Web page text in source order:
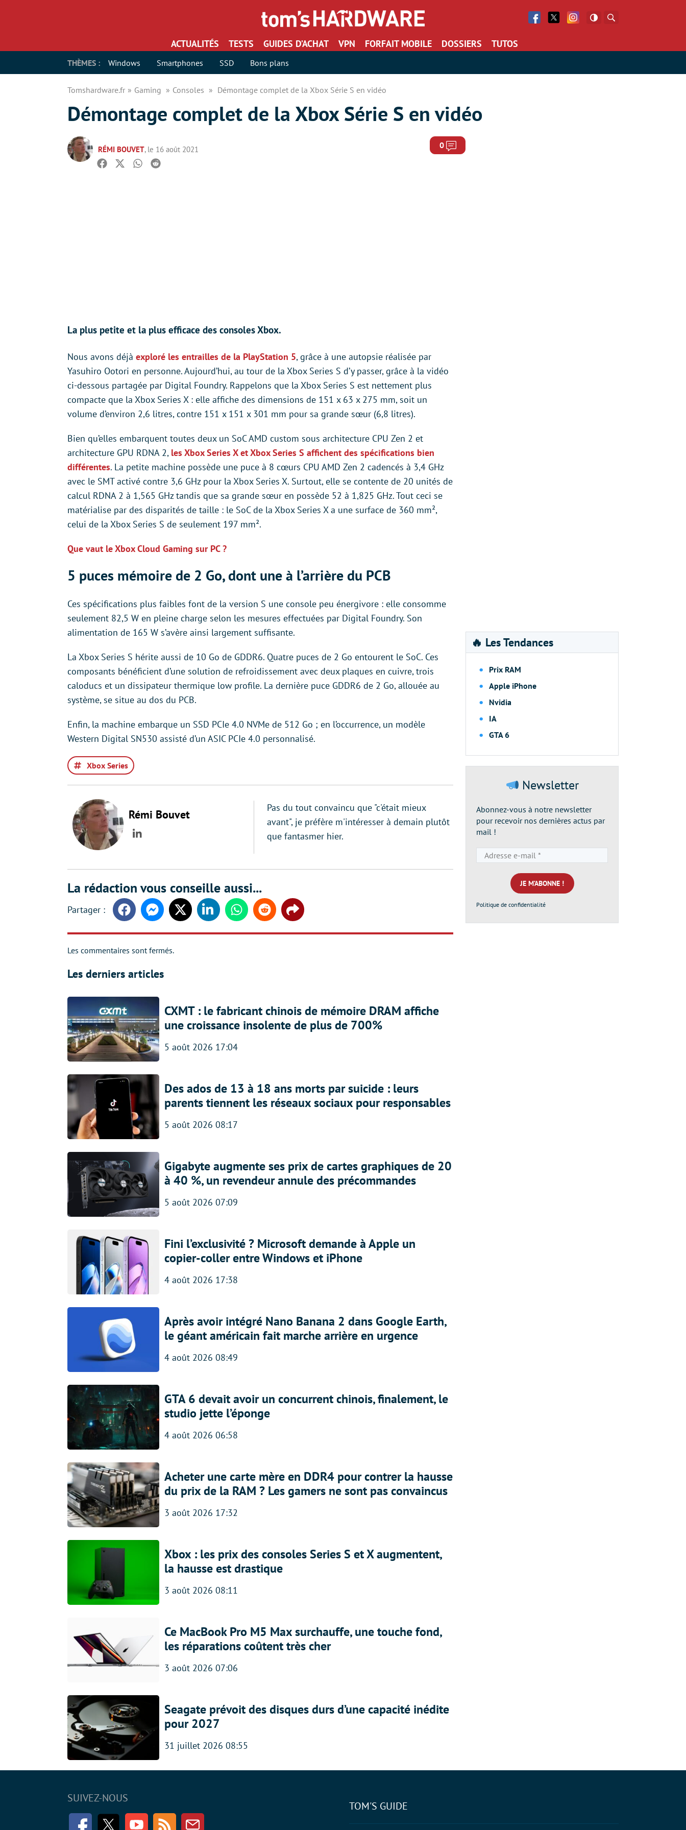
Facebook
Twitter Facebook
ACTUALITÉS TESTS GUIDES D’ACHAT VPN FORFAIT MOBILE DOSSIERS TUTOS
THÈMES : Windows Smartphones SSD Bons plans
Tomshardware.fr Gaming Consoles Démontage complet de la Xbox Série S en vidéo
Démontage complet de la Xbox Série S en vidéo
RÉMI BOUVET, le 16 août 2021 0 Commentaires
Facebook
TwitterWhatsapp
Reddit
La plus petite et la plus efficace des consoles Xbox.
Nous avons déjà exploré les entrailles de la PlayStation 5, grâce à une autopsie réalisée par
Yasuhiro Ootori en personne. Aujourd’hui, au tour de la Xbox Series S d’y passer, grâce à la vidéo
ci-dessous partagée par Digital Foundry. Rappelons que la Xbox Series S est nettement plus
compacte que la Xbox Series X : elle affiche des dimensions de 151 x 63 x 275 mm, soit un
volume d’environ 2,6 litres, contre 151 x 151 x 301 mm pour sa grande sœur (6,8 litres).
Bien qu’elles embarquent toutes deux un SoC AMD custom sous architecture CPU Zen 2 et
architecture GPU RDNA 2, les Xbox Series X et Xbox Series S affichent des spécifications bien
différentes. La petite machine possède une puce à 8 cœurs CPU AMD Zen 2 cadencés à 3,4 GHz
avec le SMT activé contre 3,6 GHz pour la Xbox Series X. Surtout, elle se contente de 20 unités de
calcul RDNA 2 à 1,565 GHz tandis que sa grande sœur en possède 52 à 1,825 GHz. Tout ceci se
matérialise par des disparités de taille : le SoC de la Xbox Series X a une surface de 360 mm²,
celui de la Xbox Series S de seulement 197 mm².
Que vaut le Xbox Cloud Gaming sur PC ?
5 puces mémoire de 2 Go, dont une à l’arrière du PCB
Ces spécifications plus faibles font de la version S une console peu énergivore : elle consomme
seulement 82,5 W en pleine charge selon les mesures effectuées par Digital Foundry. Son
alimentation de 165 W s’avère ainsi largement suffisante.
La Xbox Series S hérite aussi de 10 Go de GDDR6. Quatre puces de 2 Go entourent le SoC. Ces
composants bénéficient d’une solution de refroidissement avec deux plaques en cuivre, trois
caloducs et un dissipateur thermique low profile. La dernière puce GDDR6 de 2 Go, allouée au
système, se situe au dos du PCB.
Enfin, la machine embarque un SSD PCIe 4.0 NVMe de 512 Go ; en l’occurrence, un modèle
Western Digital SN530 assisté d’un ASIC PCIe 4.0 personnalisé.
Xbox Series
Rémi Bouvet
LinkedIn
Pas du tout convaincu que "c'était mieux
avant", je préfère m'intéresser à demain plutôt
que fantasmer hier.
La rédaction vous conseille aussi...
FacebookMessengerTwitter LinkedinWhatsappReddit Share
Les commentaires sont fermés.
Les derniers articles
CXMT : le fabricant chinois de mémoire DRAM affiche
une croissance insolente de plus de 700%
5 août 2026 17:04
Des ados de 13 à 18 ans morts par suicide : leurs
parents tiennent les réseaux sociaux pour responsables
5 août 2026 08:17
Gigabyte augmente ses prix de cartes graphiques de 20
à 40 %, un revendeur annule des précommandes
5 août 2026 07:09
Fini l’exclusivité ? Microsoft demande à Apple un
copier-coller entre Windows et iPhone
4 août 2026 17:38
Après avoir intégré Nano Banana 2 dans Google Earth,
le géant américain fait marche arrière en urgence
4 août 2026 08:49
GTA 6 devait avoir un concurrent chinois, finalement, le
studio jette l’éponge
4 août 2026 06:58
Acheter une carte mère en DDR4 pour contrer la hausse
du prix de la RAM ? Les gamers ne sont pas convaincus
3 août 2026 17:32
Xbox : les prix des consoles Series S et X augmentent,
la hausse est drastique
3 août 2026 08:11
Ce MacBook Pro M5 Max surchauffe, une touche fond,
les réparations coûtent très cher
3 août 2026 07:06
Seagate prévoit des disques durs d’une capacité inédite
pour 2027
31 juillet 2026 08:55
🔥 Les Tendances
Prix RAM
Apple iPhone
Nvidia
IA
GTA 6
Newsletter
Abonnez-vous à notre newsletter
pour recevoir nos dernières actus par
mail !
e-
mail
*
Politique de confidentialité
SUIVEZ-NOUS
FacebookTwitter Youtube RSS Newsletter
TOM'S GUIDE